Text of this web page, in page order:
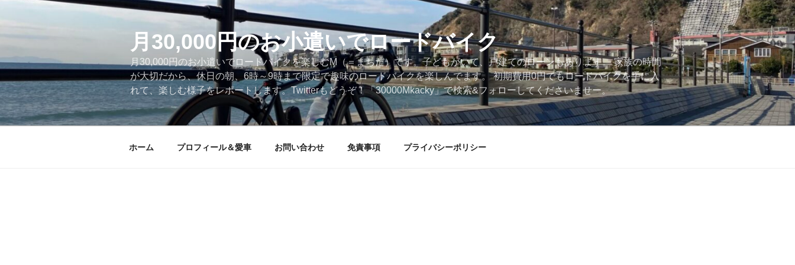
テ
ツ
ス
キ
ッ
月30,000円のお小遣いでロードバイク
月30,000円のお小遣いでロードバイクを楽しむM（＝まちだ）です。子どもがいて、戸建てのローンもあります。 家族の時間
が大切だから、休日の朝、6時～9時まで限定で趣味のロードバイクを楽しんでます。 初期費用0円でもロードバイクを手に入
れて、楽しむ様子をレポートします。Twitterもどうぞ！「30000Mkacky」で検索&フォローしてくださいませー。
ホーム プロフィール＆愛車 お問い合わせ 免責事項 プライバシーポリシー